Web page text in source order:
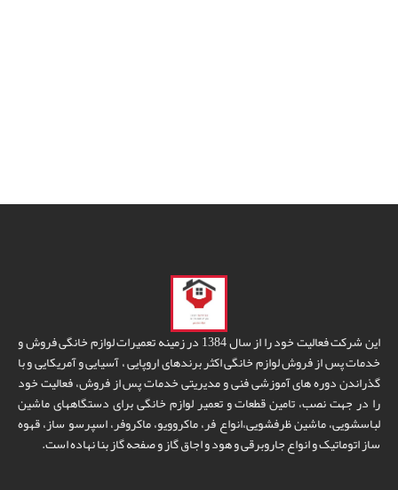
این شرکت فعالیت خود را از سال 1384 در زمینه تعمیرات لوازم خانگی فروش و
خدمات پس از فروش لوازم خانگی اکثر برندهای اروپایی ، آسیایی و آمریکایی و با
گذراندن دوره های آموزشی فنی و مدیریتی خدمات پس از فروش، فعالیت خود
را در جهت نصب، تامین قطعات و تعمیر لوازم خانگی برای دستگاههای ماشین
لباسشویی، ماشین ظرفشویی،انواع فر، ماکروویو، ماکروفر، اسپرسو ساز، قهوه
ساز اتوماتیک و انواع جاروبرقی و هود و اجاق گاز و صفحه گاز بنا نهاده است.